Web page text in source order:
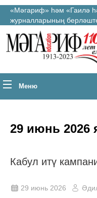
«Мәгариф» һәм «Гаилә
журналларының
Меню
29 июнь 2026
Кабул итү
29 июнь 2026